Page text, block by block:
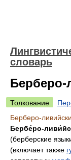
словарь
Берберо-
Толкование
Берберо-
Бербе́ро-
(берберские
(включает также